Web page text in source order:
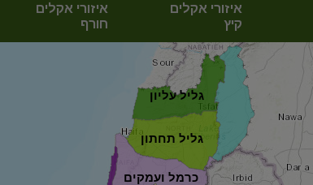
איזורי אקלים
קיץ
איזורי אקלים
חורף
כרמל ועמקים
גליל תחתון
גליל עליון